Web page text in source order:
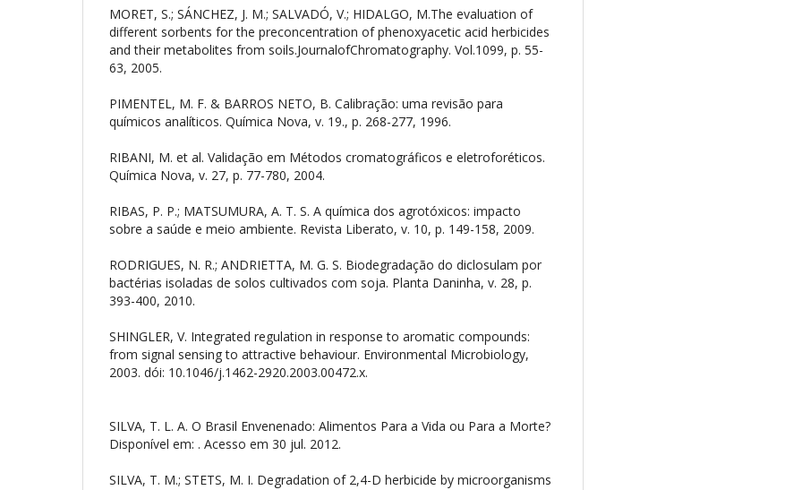
MORET, S.; SÁNCHEZ, J. M.; SALVADÓ, V.; HIDALGO, M.The evaluation of
different sorbents for the preconcentration of phenoxyacetic acid herbicides
and their metabolites from soils.JournalofChromatography. Vol.1099, p. 55-
63, 2005.
PIMENTEL, M. F. & BARROS NETO, B. Calibração: uma revisão para
químicos analíticos. Química Nova, v. 19., p. 268-277, 1996.
RIBANI, M. et al. Validação em Métodos cromatográficos e eletroforéticos.
Química Nova, v. 27, p. 77-780, 2004.
RIBAS, P. P.; MATSUMURA, A. T. S. A química dos agrotóxicos: impacto
sobre a saúde e meio ambiente. Revista Liberato, v. 10, p. 149-158, 2009.
RODRIGUES, N. R.; ANDRIETTA, M. G. S. Biodegradação do diclosulam por
bactérias isoladas de solos cultivados com soja. Planta Daninha, v. 28, p.
393-400, 2010.
SHINGLER, V. Integrated regulation in response to aromatic compounds:
from signal sensing to attractive behaviour. Environmental Microbiology,
2003. dói: 10.1046/j.1462-2920.2003.00472.x.
SILVA, T. L. A. O Brasil Envenenado: Alimentos Para a Vida ou Para a Morte?
Disponível em: . Acesso em 30 jul. 2012.
SILVA, T. M.; STETS, M. I. Degradation of 2,4-D herbicide by microorganisms